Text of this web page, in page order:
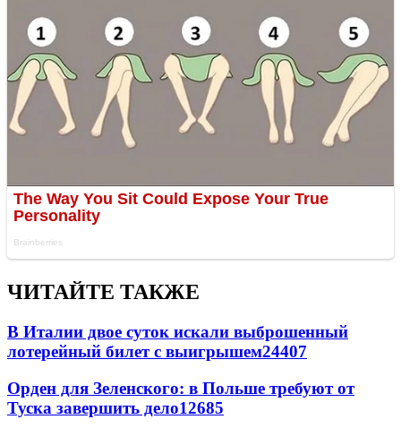
ЧИТАЙТЕ ТАКЖЕ
В Италии двое суток искали выброшенный
лотерейный билет с выигрышем24407
Орден для Зеленского: в Польше требуют от
Туска завершить дело12685